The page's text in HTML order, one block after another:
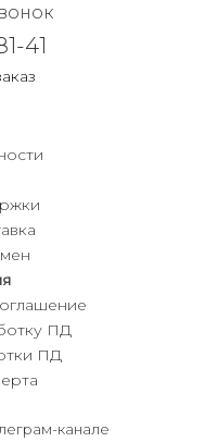
41
ПД
ПД
канале